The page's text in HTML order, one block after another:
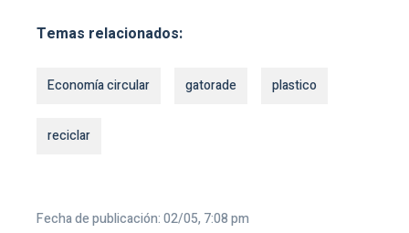
Temas relacionados:
Economía circular gatorade plastico
reciclar
Fecha de publicación: 02/05, 7:08 pm